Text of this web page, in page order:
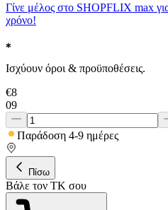
Γίνε μέλος στο SHOPFLIX max
χρόνο!
Ισχύουν όροι & προϋποθέσεις.
€8
09
Παράδοση 4-9 ημέρες
Πίσω
Βάλε τον ΤΚ σου